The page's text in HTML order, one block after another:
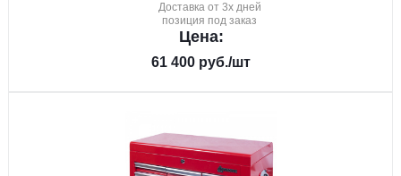
Доставка от 3х дней
позиция под заказ
Цена:
61 400 руб./шт